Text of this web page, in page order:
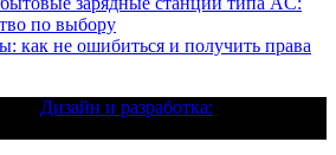
по выбору
как не ошибиться и получить права
Дизайн и разработка: